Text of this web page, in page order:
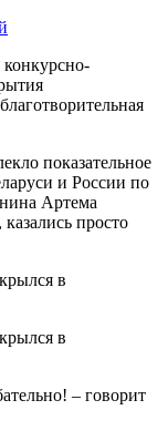
показательное
и России по
Артема
просто
– говорит